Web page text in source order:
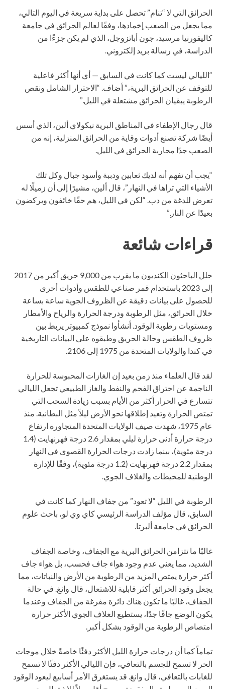
الحرائق التي لا “تنام” تحصل على بداية سريعة في اليوم التالي،
مما يجعل من الصعب إخمادها، وفقًا لعالم الحرائق في جامعة
كاليفورنيا مرسيد، جون أباتزوجل، الذي لم يكن جزءًا من
الدراسة، في رسالة بريد إلكتروني.
“الليالي ليست كما كانت في السابق — أي أنها أكثر فاعلية
للتوقف عن الحرائق البرية،” أضاف. “الاحترار الشامل ونقص
الرطوبة يبقيان الحرائق مشتعلة في الليل.”
قال رجال الإطفاء في المناطق البرية نيكولاي ألين، الذي أسس
أيضًا شركة تصنع أدوات وقاية من الحرائق المنزلية، إنه من
الصعب جدًا محاربة الحرائق في الليل.
“يجب أن تفهم أنه لديك ثعابين ودببة وأسود جبال وكل تلك
الأشياء التي تراها في النهار”، قال ألين، مشيرًا إلى أن زميلًا له
تعرض للدغة من دب. “لكن في الليل، هم حقًا خائفون ويركضون
بعيدًا عن النار.”
قراءات شائعة
حلل الباحثون الكنديون ما يقرب من 9,000 حريق أكبر من 2017
إلى 2023 باستخدام قمر صناعي للطقس وأدوات أخرى
للحصول على بيانات دقيقة عن الظروف الجوية ساعة بساعة
خلال الحرائق، مثل الرطوبة ودرجة الحرارة والرياح والأمطار
ومستويات رطوبة الوقود. أنشأوا نموذج كمبيوتر يربط بين
ظروف الطقس وحالة الحريق وطبقوه على البيانات التاريخية
في كندا والولايات المتحدة من 1975 إلى 2106.
لقد قال العلماء منذ زمن بعيد إن الغازات المحبوسة للحرارة
الناجمة عن احتراق الفحم والنفط والغاز الطبيعي تجعل الليالي
تتسارع في الحرار أكثر من الأيام بسبب زيادة السحب التي
تمتص الحرارة وتعيد إطلاقها نحو الأرض ليلاً مثل البطانية. منذ
عام 1975، شهدت صيف الولايات المتحدة المتجاورة ارتفاع
درجة حرارة أدنى حرارة ليلي بمقدار 2.6 درجة فهرنهايت (1.4
درجة مئوية)، بينما زادت درجات الحرارة القصوى في النهار
بمقدار 2.2 درجة فهرنهايت (1.2 درجة مئوية)، وفقًا للإدارة
الوطنية للمحيطات والغلاف الجوي.
الرطوبة في الليل “لا تعود” من جفاف النهار كما كانت في
السابق، قال مؤلف الدراسة الرئيسي كاي وي لو، باحث علوم
الحرائق في جامعة ألبرتا.
غالبًا ما تتزامن الحرائق البرية مع الجفاف، وخاصة الجفاف
الشديد، مما يعني عدم وجود هواء جاف فحسب، بل هواء جاف
أكثر حرارة يمتص المزيد من الرطوبة من الأرض والنباتات، مما
يجعل وقود الحرائق أكثر قابلية للاشتعال، قال وانغ. في حالة
الجفاف، غالبًا ما تكون هناك دائرة مفرغة من الجفاف وعندما
يكون الوضع جافًا جدًا، يستطيع الغلاف الجوي الأكثر حرارة
امتصاص الرطوبة من الوقود بشكل أكبر.
تماماً كما أن درجات حرارة الليل الأكثر دفئًا خاصةً خلال موجات
الحر لا تسمح للجسم بالتعافي، فإن الليالي الأكثر دفئًا لا تسمح
للغابات بالتعافي، قال وانغ. قد يستغرق الأمر أسابيع ليعود الوقود